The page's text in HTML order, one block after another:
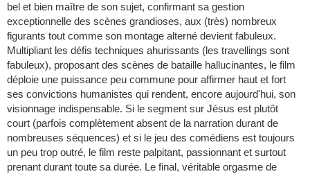
bel et bien maître de son sujet, confirmant sa gestion
exceptionnelle des scènes grandioses, aux (très) nombreux
figurants tout comme son montage alterné devient fabuleux.
Multipliant les défis techniques ahurissants (les travellings sont
fabuleux), proposant des scènes de bataille hallucinantes, le film
déploie une puissance peu commune pour affirmer haut et fort
ses convictions humanistes qui rendent, encore aujourd'hui, son
visionnage indispensable. Si le segment sur Jésus est plutôt
court (parfois complètement absent de la narration durant de
nombreuses séquences) et si le jeu des comédiens est toujours
un peu trop outré, le film reste palpitant, passionnant et surtout
prenant durant toute sa durée. Le final, véritable orgasme de